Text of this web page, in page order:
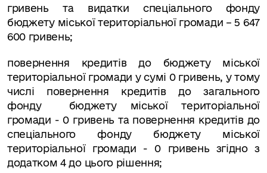
гривень та видатки спеціального фонду
бюджету міської територіальної громади – 5 647
600 гривень;
повернення кредитів до бюджету міської
територіальної громади у сумі 0 гривень, у тому
числі повернення кредитів до загального
фонду
бюджету міської територіальної
громади - 0 гривень та повернення кредитів до
спеціального фонду бюджету міської
територіальної громади - 0 гривень згідно з
додатком 4 до цього рішення;